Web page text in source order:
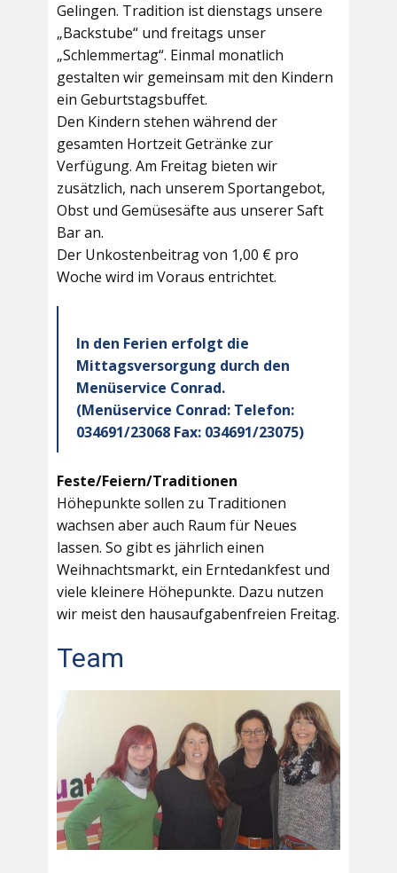
Gelingen. Tradition ist dienstags unsere
„Backstube“ und freitags unser
„Schlemmertag“. Einmal monatlich
gestalten wir gemeinsam mit den Kindern
ein Geburtstagsbuffet.
Den Kindern stehen während der
gesamten Hortzeit Getränke zur
Verfügung. Am Freitag bieten wir
zusätzlich, nach unserem Sportangebot,
Obst und Gemüsesäfte aus unserer Saft
Bar an.
Der Unkostenbeitrag von 1,00 € pro
Woche wird im Voraus entrichtet.
In den Ferien erfolgt die
Mittagsversorgung durch den
Menüservice Conrad.
(Menüservice Conrad: Telefon:
034691/23068 Fax: 034691/23075)
Feste/Feiern/Traditionen
Höhepunkte sollen zu Traditionen
wachsen aber auch Raum für Neues
lassen. So gibt es jährlich einen
Weihnachtsmarkt, ein Erntedankfest und
viele kleinere Höhepunkte. Dazu nutzen
wir meist den hausaufgabenfreien Freitag.
Team